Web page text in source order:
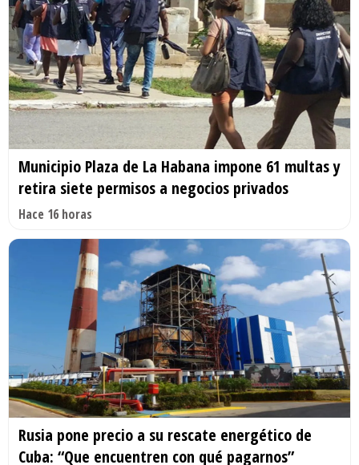
Municipio Plaza de La Habana impone 61 multas y
retira siete permisos a negocios privados
Hace 16 horas
Rusia pone precio a su rescate energético de
Cuba: “Que encuentren con qué pagarnos”